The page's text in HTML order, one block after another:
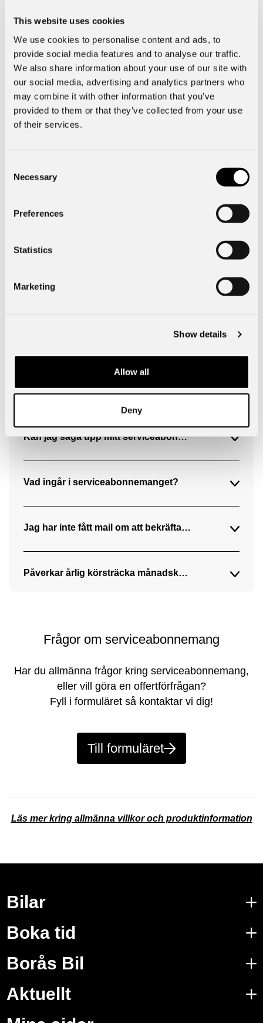
This website uses cookies
We use cookies to personalise content and ads, to
provide social media features and to analyse our traffic.
We also share information about your use of our site with
our social media, advertising and analytics partners who
may combine it with other information that you’ve
provided to them or that they’ve collected from your use
of their services.
Selection
Necessary
Preferences
Statistics
Marketing
Show details
Allow all
Deny
Byte växellådsolja fr 56 kr/mån
Hyrbil i samband med service 50 kr/mån
Vad händer om jag säljer bilen?
Kan jag säga upp mitt serviceabonnemang?
Vad ingår i serviceabonnemanget?
Jag har inte fått mail om att bekräfta mitt
Påverkar årlig körsträcka månadskostnaden?
Frågor om serviceabonnemang
Har du allmänna frågor kring serviceabonnemang,
eller vill göra en offertförfrågan?
Fyll i formuläret så kontaktar vi dig!
Till formuläret
Läs mer kring allmänna villkor och produktinformation
Bilar
Boka tid
Borås Bil
Aktuellt